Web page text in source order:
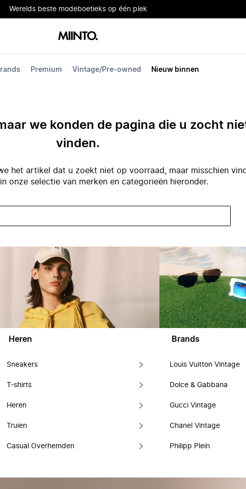
Werelds beste modeboetieks op één plek
Premium Vintage/Pre-owned Nieuw binnen
we konden de pagina die u zocht
vinden.
het artikel dat u zoekt niet op voorraad, maar misschien
onze selectie van merken en categorieën hieronder.
Heren
Sneakers
T-shirts
Heren
Truien
Casual Overhemden
Brands
Louis Vuitton Vintage
Dolce & Gabbana
Gucci Vintage
Chanel Vintage
Philipp Plein